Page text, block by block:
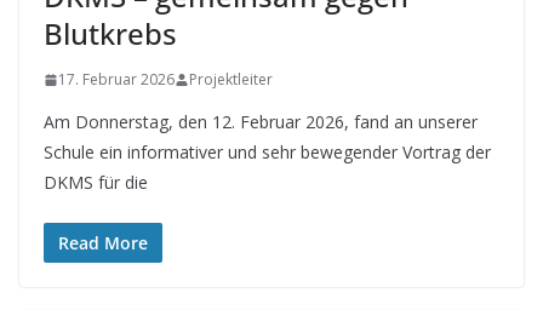
Blutkrebs
17. Februar 2026 Projektleiter
Am Donnerstag, den 12. Februar 2026, fand an unserer
Schule ein informativer und sehr bewegender Vortrag der
DKMS für die
Read More